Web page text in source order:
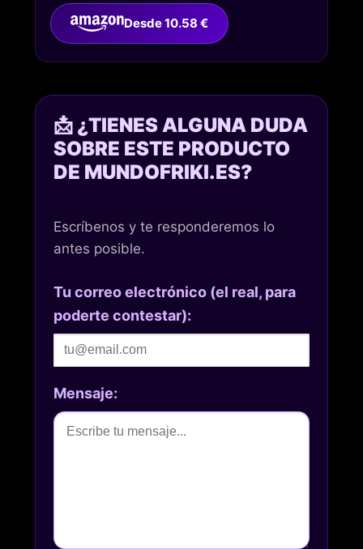
Desde 10.58 €
📩 ¿TIENES ALGUNA DUDA
SOBRE ESTE PRODUCTO
DE MUNDOFRIKI.ES?
Escríbenos y te responderemos lo
antes posible.
Tu correo electrónico (el real, para
poderte contestar):
Mensaje: